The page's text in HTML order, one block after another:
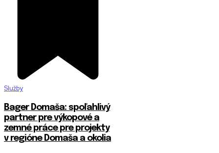
Služby
Bager Domaša: spoľahlivý
partner pre výkopové a
zemné práce pre projekty
v regióne Domaša a okolia